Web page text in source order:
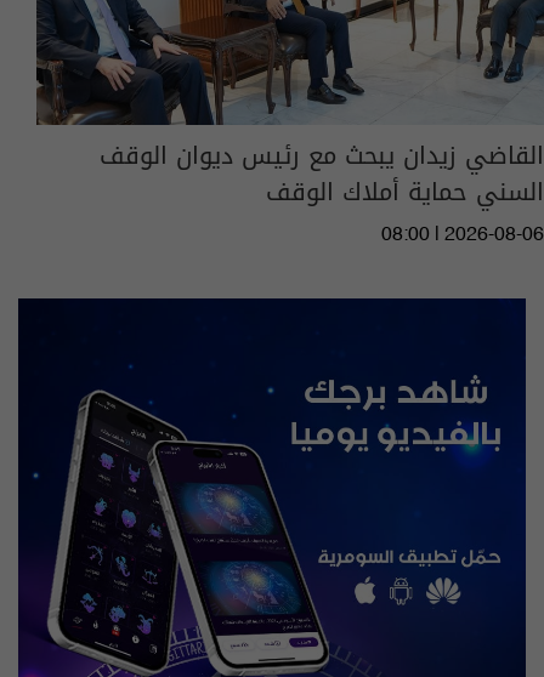
القاضي زيدان يبحث مع رئيس ديوان الوقف
السني حماية أملاك الوقف
08:00 | 2026-08-06